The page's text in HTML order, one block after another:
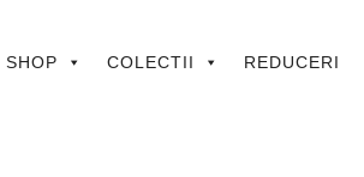
SHOP COLECTII REDUCERI